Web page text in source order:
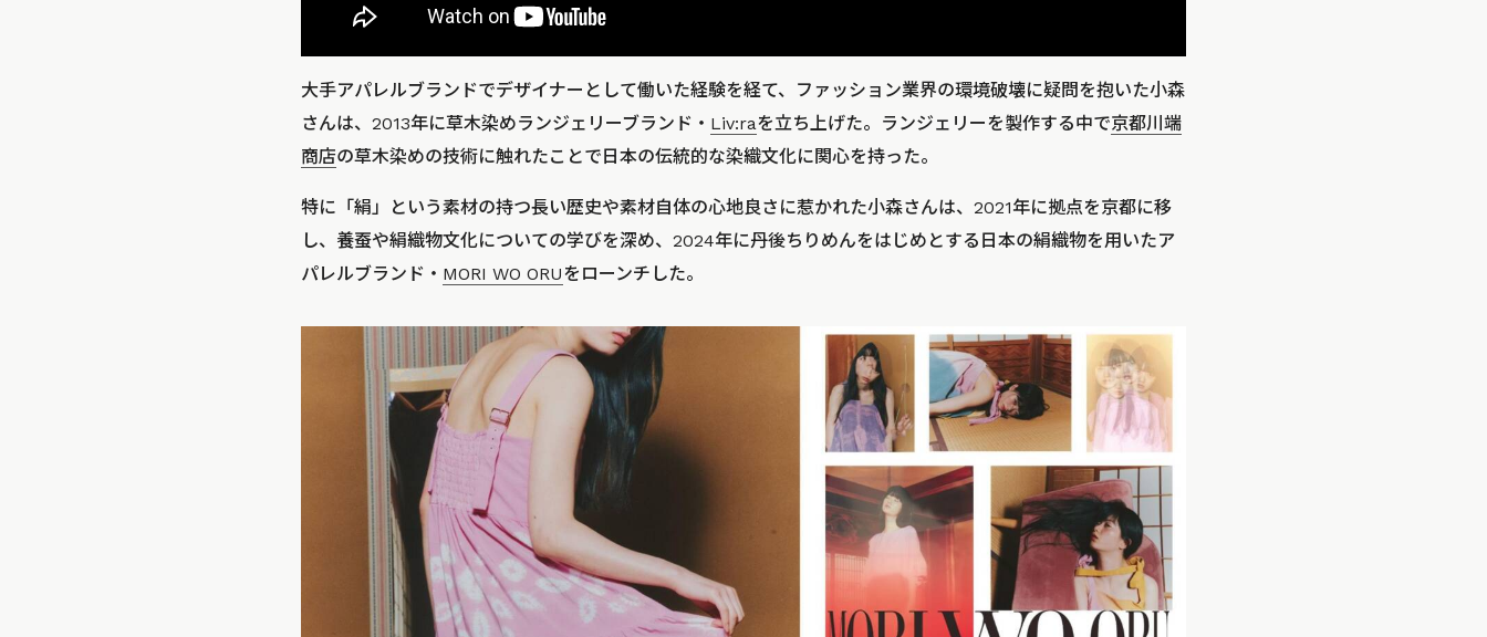
大手アパレルブランドでデザイナーとして働いた経験を経て、ファッション業界の環境破壊に疑問を抱いた小森
さんは、2013年に草木染めランジェリーブランド・ Liv:raを立ち上げた。ランジェリーを製作する中で京都川端
商店の草木染めの技術に触れたことで日本の伝統的な染織文化に関心を持った。
特に「絹」という素材の持つ長い歴史や素材自体の心地良さに惹かれた小森さんは、2021年に拠点を京都に移
し、養蚕や絹織物文化についての学びを深め、2024年に丹後ちりめんをはじめとする日本の絹織物を用いたア
パレルブランド・ MORI WO ORUをローンチした。